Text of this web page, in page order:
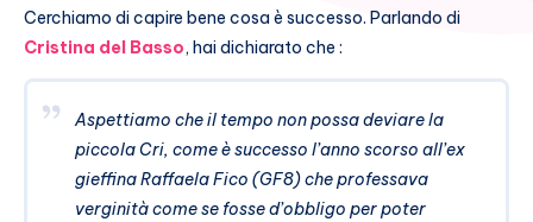
Cerchiamo di capire bene cosa è successo. Parlando di
Cristina del Basso, hai dichiarato che :
Aspettiamo che il tempo non possa deviare la
piccola Cri, come è successo l’anno scorso all’ex
gieffina Raffaela Fico (GF8) che professava
verginità come se fosse d’obbligo per poter